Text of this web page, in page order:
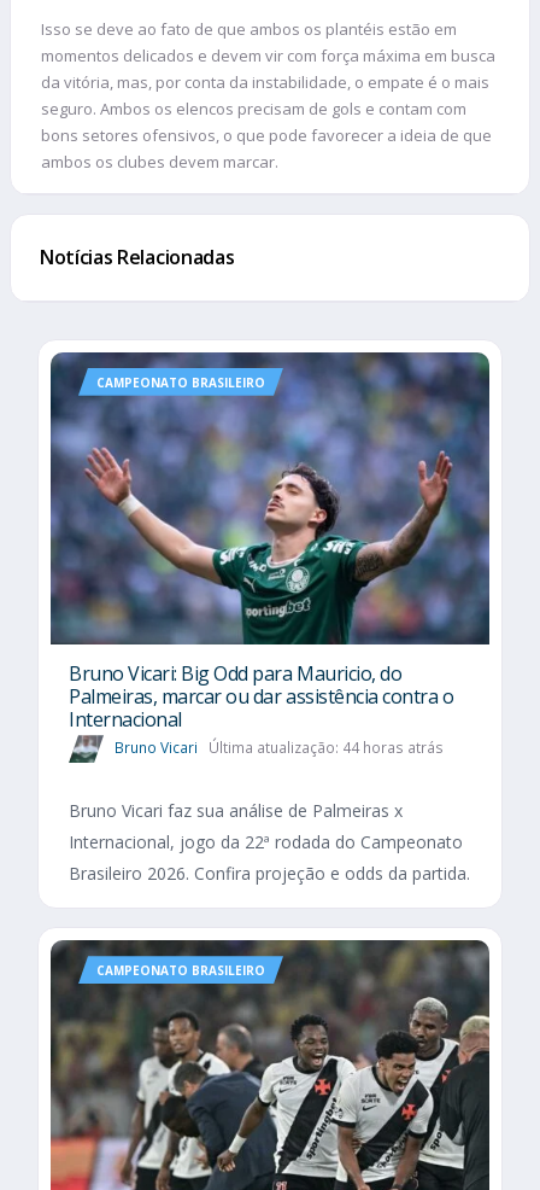
Isso se deve ao fato de que ambos os plantéis estão em
momentos delicados e devem vir com força máxima em busca
da vitória, mas, por conta da instabilidade, o empate é o mais
seguro. Ambos os elencos precisam de gols e contam com
bons setores ofensivos, o que pode favorecer a ideia de que
ambos os clubes devem marcar.
Notícias Relacionadas
CAMPEONATO BRASILEIRO
Bruno Vicari: Big Odd para Mauricio, do
Palmeiras, marcar ou dar assistência contra o
Internacional
Bruno Vicari Última atualização: 44 horas atrás
Bruno Vicari faz sua análise de Palmeiras x
Internacional, jogo da 22ª rodada do Campeonato
Brasileiro 2026. Confira projeção e odds da partida.
CAMPEONATO BRASILEIRO